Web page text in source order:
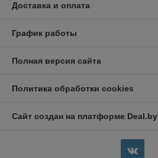
Доставка и оплата
График работы
Полная версия сайта
Политика обработки cookies
Сайт создан на платформе Deal.by